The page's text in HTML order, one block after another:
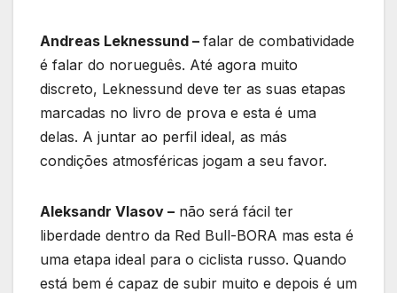
Andreas Leknessund – falar de combatividade
é falar do norueguês. Até agora muito
discreto, Leknessund deve ter as suas etapas
marcadas no livro de prova e esta é uma
delas. A juntar ao perfil ideal, as más
condições atmosféricas jogam a seu favor.
Aleksandr Vlasov – não será fácil ter
liberdade dentro da Red Bull-BORA mas esta é
uma etapa ideal para o ciclista russo. Quando
está bem é capaz de subir muito e depois é um